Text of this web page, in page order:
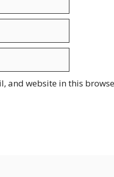
and website in this